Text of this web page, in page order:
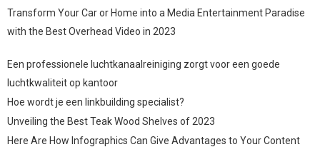
Transform Your Car or Home into a Media Entertainment Paradise
with the Best Overhead Video in 2023
Een professionele luchtkanaalreiniging zorgt voor een goede
luchtkwaliteit op kantoor
Hoe wordt je een linkbuilding specialist?
Unveiling the Best Teak Wood Shelves of 2023
Here Are How Infographics Can Give Advantages to Your Content